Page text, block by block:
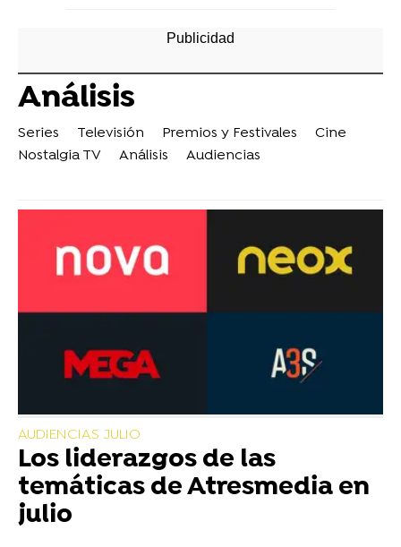
Análisis
Series Televisión Premios y Festivales
Cine
Nostalgia TV
Análisis Audiencias
AUDIENCIAS JULIO
Los liderazgos de las
temáticas de Atresmedia en
julio